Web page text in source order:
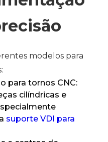
modelos para
para tornos CNC:
cilíndricas e
suporte VDI para